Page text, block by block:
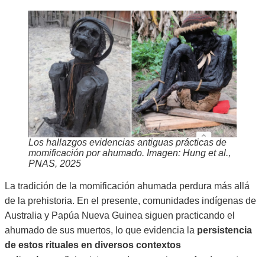
Los hallazgos evidencias antiguas prácticas de
momificación por ahumado. Imagen: Hung et al.,
PNAS, 2025
La tradición de la momificación ahumada perdura más allá
de la prehistoria. En el presente, comunidades indígenas de
Australia y Papúa Nueva Guinea siguen practicando el
ahumado de sus muertos, lo que evidencia la persistencia
de estos rituales en diversos contextos